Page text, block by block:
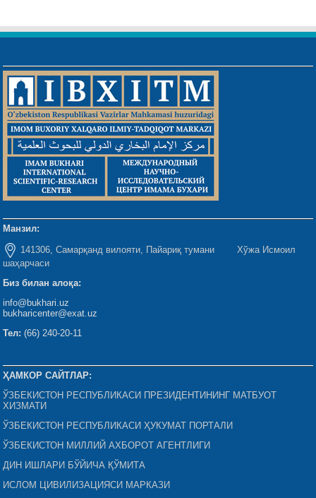
Манзил:
141306, Самарқанд вилояти, Пайариқ тумани Хўжа Исмоил
шаҳарчаси
Биз билан алоқа:
info@bukhari.uz
bukharicenter@exat.uz
Тел: (66) 240-20-11
ҲАМКОР САЙТЛАР:
ЎЗБЕКИСТОН РЕСПУБЛИКАСИ ПРЕЗИДЕНТИНИНГ МАТБУОТ
ХИЗМАТИ
ЎЗБЕКИСТОН РЕСПУБЛИКАСИ ҲУКУМАТ ПОРТАЛИ
ЎЗБЕКИСТОН МИЛЛИЙ АХБОРОТ АГЕНТЛИГИ
ДИН ИШЛАРИ БЎЙИЧА ҚЎМИТА
ИСЛОМ ЦИВИЛИЗАЦИЯСИ МАРКАЗИ